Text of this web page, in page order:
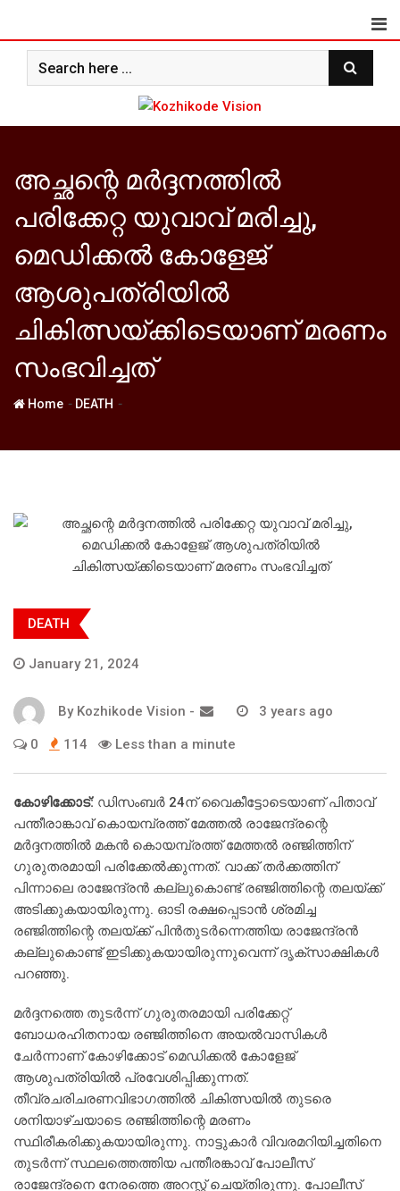
content
അച്ഛന്റെ മര്‍ദ്ദനത്തില്‍
പരിക്കേറ്റ യുവാവ് മരിച്ചു,
മെഡിക്കല്‍ കോളേജ്
ആശുപത്രിയില്‍
ചികിത്സയ്ക്കിടെയാണ് മരണം
സംഭവിച്ചത്
Home - DEATH -
DEATH
January 21, 2024
By Kozhikode Vision - 3 years ago
0 114 Less than a minute
കോഴിക്കോട്: ഡിസംബര്‍ 24ന് വൈകീട്ടോടെയാണ് പിതാവ്
പന്തീരാങ്കാവ് കൊയമ്പ്രത്ത് മേത്തല്‍ രാജേന്ദ്രന്റെ
മര്‍ദ്ദനത്തില്‍ മകന്‍ കൊയമ്പ്രത്ത് മേത്തല്‍ രഞ്ജിത്തിന്
ഗുരുതരമായി പരിക്കേല്‍ക്കുന്നത്. വാക്ക് തര്‍ക്കത്തിന്
പിന്നാലെ രാജേന്ദ്രന്‍ കല്ലുകൊണ്ട് രഞ്ജിത്തിന്റെ തലയ്ക്ക്
അടിക്കുകയായിരുന്നു. ഓടി രക്ഷപ്പെടാന്‍ ശ്രമിച്ച
രഞ്ജിത്തിന്റെ തലയ്ക്ക് പിന്‍തുടര്‍ന്നെത്തിയ രാജേന്ദ്രന്‍
കല്ലുകൊണ്ട് ഇടിക്കുകയായിരുന്നുവെന്ന് ദൃക്സാക്ഷികള്‍
പറഞ്ഞു.
മര്‍ദ്ദനത്തെ തുടര്‍ന്ന് ഗുരുതരമായി പരിക്കേറ്റ്
ബോധരഹിതനായ രഞ്ജിത്തിനെ അയല്‍വാസികള്‍
ചേര്‍ന്നാണ് കോഴിക്കോട് മെഡിക്കല്‍ കോളേജ്
ആശുപത്രിയില്‍ പ്രവേശിപ്പിക്കുന്നത്.
തീവ്രചരിചരണവിഭാഗത്തില്‍ ചികിത്സയില്‍ തുടരെ
ശനിയാഴ്ചയാടെ രഞ്ജിത്തിന്റെ മരണം
സ്ഥിരീകരിക്കുകയായിരുന്നു. നാട്ടുകാര്‍ വിവരമറിയിച്ചതിനെ
തുടര്‍ന്ന് സ്ഥലത്തെത്തിയ പന്തീരങ്കാവ് പോലീസ്
രാജേന്ദ്രനെ നേരത്തെ അറസ്റ്റ് ചെയ്തിരുന്നു. പോലീസ്